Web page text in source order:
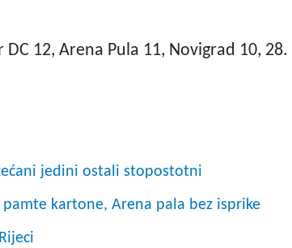
12, Arena Pula 11, Novigrad 10, 28.
jedini ostali stopostotni
kartone, Arena pala bez isprike